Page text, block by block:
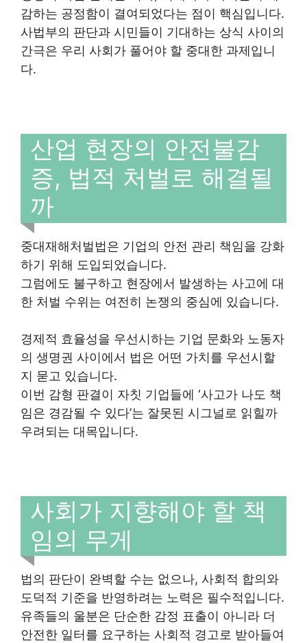
감하는 공정함이 결여되었다는 점이 핵심입니다.
사법부의 판단과 시민들이 기대하는 상식 사이의
간극은 우리 사회가 풀어야 할 중대한 과제입니
다.
산업 현장의 안전불감
증, 법적 처벌로 해결될
까
중대재해처벌법은 기업의 안전 관리 책임을 강화
하기 위해 도입되었습니다.
그럼에도 불구하고 현장에서 발생하는 사고에 대
한 처벌 수위는 여전히 논쟁의 중심에 있습니다.
경제적 효율성을 우선시하는 기업 문화와 노동자
의 생명권 사이에서 법은 어떤 가치를 우선시할
지 묻고 있습니다.
이번 감형 판결이 자칫 기업들에 ‘사고가 나도 책
임은 경감될 수 있다’는 잘못된 시그널로 읽힐까
우려되는 대목입니다.
사회가 지향해야 할 책
임의 무게
법의 판단이 완벽할 수는 없으나, 사회적 합의와
도덕적 기준을 반영하려는 노력은 필수적입니다.
유족들의 울분은 단순한 감정 표출이 아니라 더
안전한 일터를 요구하는 사회적 경고로 받아들여